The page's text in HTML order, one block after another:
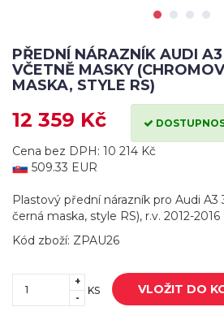
PŘEDNÍ NÁRAZNÍK AUDI
VČETNĚ MASKY
MASKA, STYLE RS)
12 359 Kč
Cena bez DPH: 10 214 Kč
509.33 EUR
Plastový přední nárazník pro Audi
černá maska, style RS), r.v. 2012-2016
Kód zboží: ZPAU26
+
-
KS VLOŽIT DO